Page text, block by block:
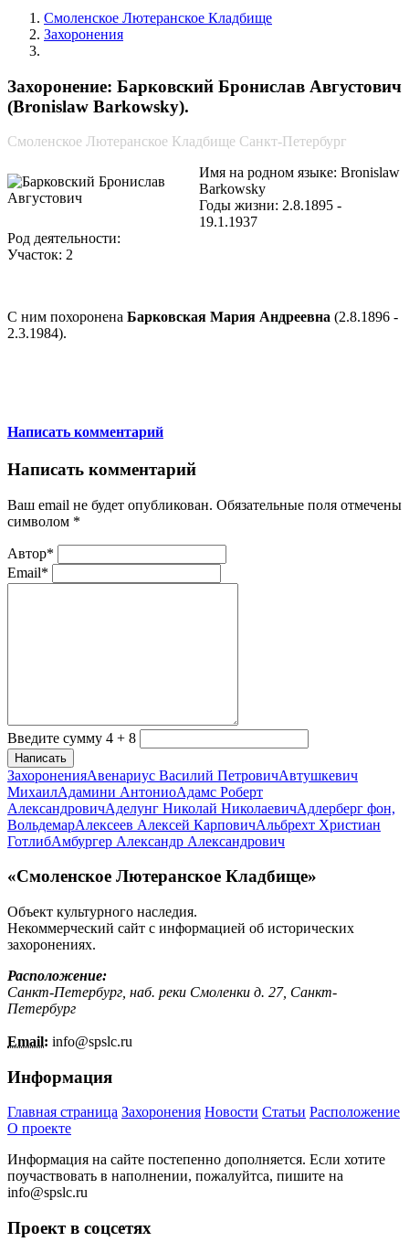
Смоленское Лютеранское Кладбище
Захоронения
Захоронение: Барковский Бронислав Августович
(Bronislaw Barkowsky).
Смоленское Лютеранское Кладбище Санкт-Петербург
Имя на родном языке: Bronislaw
Barkowsky
Годы жизни: 2.8.1895 -
19.1.1937
Род деятельности:
Участок: 2
С ним похоронена Барковская Мария Андреевна (2.8.1896 -
2.3.1984).
Написать комментарий
Написать комментарий
Ваш email не будет опубликован. Обязательные поля отмечены
символом *
Автор*
Email*
Введите сумму 4 + 8
Написать
ЗахороненияАвенариус Василий ПетровичАвтушкевич
МихаилАдамини АнтониоАдамс Роберт
АлександровичАделунг Николай НиколаевичАдлерберг фон,
ВольдемарАлексеев Алексей КарповичАльбрехт Христиан
ГотлибАмбургер Александр Александрович
«Смоленское Лютеранское Кладбище»
Объект культурного наследия.
Некоммерческий сайт с информацией об исторических
захоронениях.
Расположение:
Санкт-Петербург, наб. реки Смоленки д. 27, Санкт-
Петербург
Email: info@spslc.ru
Информация
Главная страница Захоронения Новости Статьи Расположение
О проекте
Информация на сайте постепенно дополняется. Если хотите
поучаствовать в наполнении, пожалуйтса, пишите на
info@spslc.ru
Проект в соцсетях